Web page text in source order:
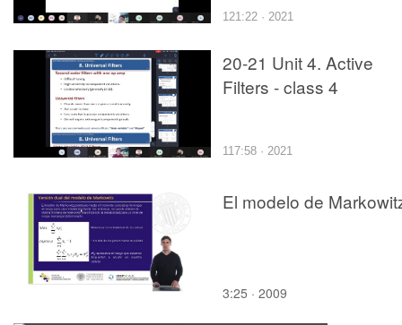
121:22 · 2021
20-21 Unit 4. Active
Filters - class 4
117:58 · 2021
El modelo de
3:25 · 2009